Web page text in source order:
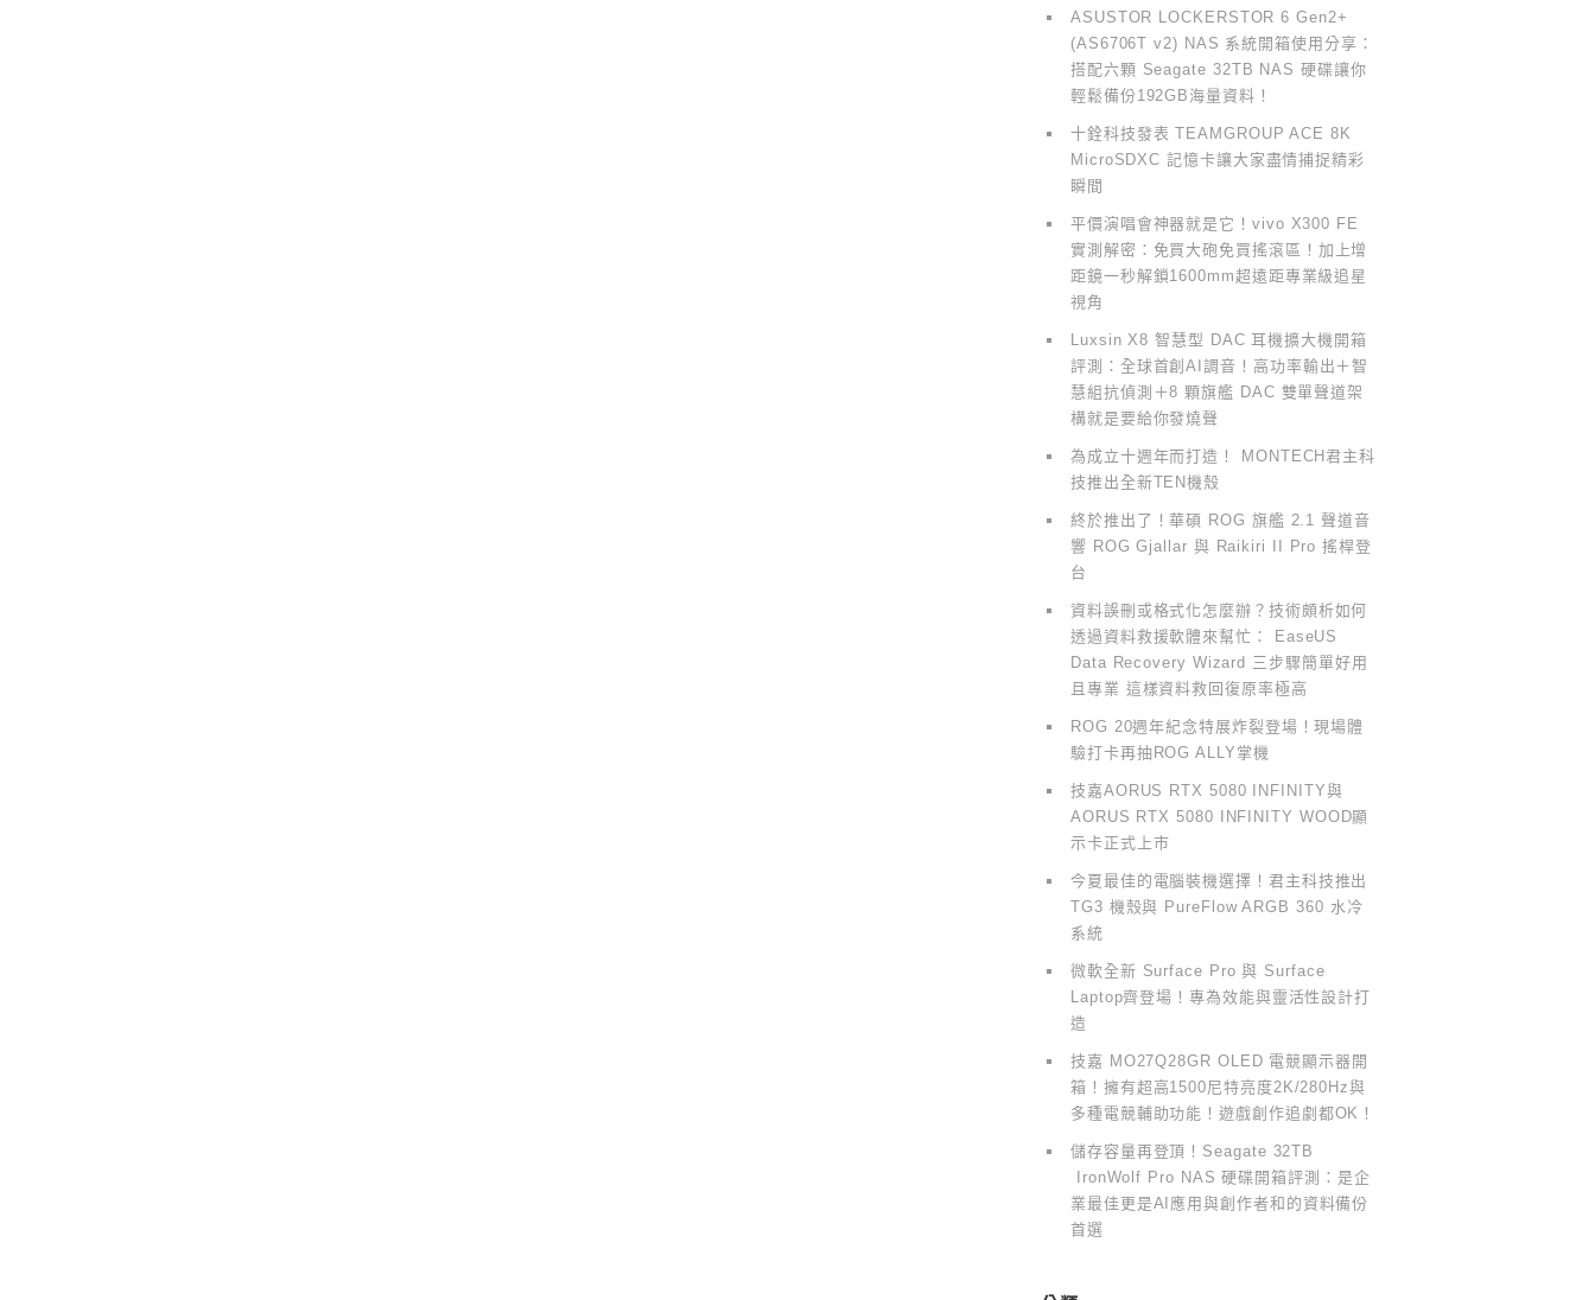
ASUSTOR LOCKERSTOR 6 Gen2+
(AS6706T v2) NAS 系統開箱使用分享：
搭配六顆 Seagate 32TB NAS 硬碟讓你
輕鬆備份192GB海量資料！
十銓科技發表 TEAMGROUP ACE 8K
MicroSDXC 記憶卡讓大家盡情捕捉精彩
瞬間
平價演唱會神器就是它！vivo X300 FE
實測解密：免買大砲免買搖滾區！加上增
距鏡一秒解鎖1600mm超遠距專業級追星
視角
Luxsin X8 智慧型 DAC 耳機擴大機開箱
評測：全球首創AI調音！高功率輸出＋智
慧組抗偵測＋8 顆旗艦 DAC 雙單聲道架
構就是要給你發燒聲
為成立十週年而打造！ MONTECH君主科
技推出全新TEN機殼
終於推出了！華碩 ROG 旗艦 2.1 聲道音
響 ROG Gjallar 與 Raikiri II Pro 搖桿登
台
資料誤刪或格式化怎麼辦？技術頗析如何
透過資料救援軟體來幫忙： EaseUS
Data Recovery Wizard 三步驟簡單好用
且專業 這樣資料救回復原率極高
ROG 20週年紀念特展炸裂登場！現場體
驗打卡再抽ROG ALLY掌機
技嘉AORUS RTX 5080 INFINITY與
AORUS RTX 5080 INFINITY WOOD顯
示卡正式上市
今夏最佳的電腦裝機選擇！君主科技推出
TG3 機殼與 PureFlow ARGB 360 水冷
系統
微軟全新 Surface Pro 與 Surface
Laptop齊登場！專為效能與靈活性設計打
造
技嘉 MO27Q28GR OLED 電競顯示器開
箱！擁有超高1500尼特亮度2K/280Hz與
多種電競輔助功能！遊戲創作追劇都OK！
儲存容量再登頂！Seagate 32TB
IronWolf Pro NAS 硬碟開箱評測：是企
業最佳更是AI應用與創作者和的資料備份
首選